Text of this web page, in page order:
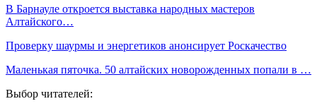
В Барнауле откроется выставка народных мастеров
Алтайского…
Проверку шаурмы и энергетиков анонсирует Роскачество
Маленькая пяточка. 50 алтайских новорожденных попали в …
Выбор читателей: